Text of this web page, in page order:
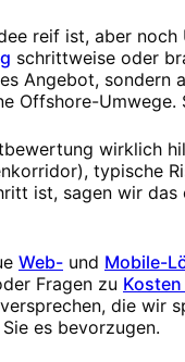
reif ist, aber
schrittweise oder
Angebot,
Offshore-Umwege.
wirklich
typische
ist, sagen wir
Web- und Mobile-
Fragen zu Kosten
die
es bevorzugen.